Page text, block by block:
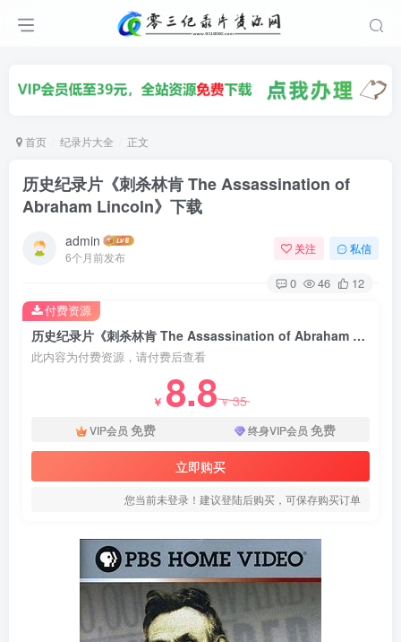
首页 纪录片大全 正文
历史纪录片《刺杀林肯 The Assassination of
Abraham Lincoln》下载
admin
6个月前发布
关注 私信
0 46 12
历史纪录片《刺杀林肯 The Assassination of Abraham Lincoln》下载
此内容为付费资源，请付费后查看
￥ 8.8￥35
VIP会员 免费 终身VIP会员 免费
立即购买
您当前未登录！建议登陆后购买，可保存购买订单
付费资源